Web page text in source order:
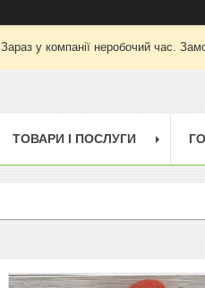
Зараз у компанії неробочий час.
ТОВАРИ І ПОСЛУГИ